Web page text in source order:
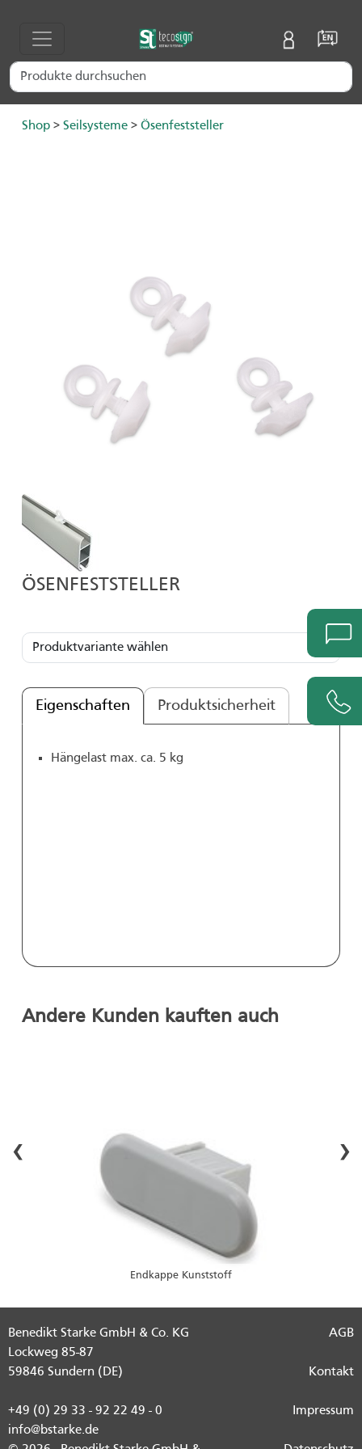
Shop > Seilsysteme > Ösenfeststeller
ÖSENFESTSTELLER
Eigenschaften Produktsicherheit
Hängelast max. ca. 5 kg
Andere Kunden kauften auch
Endkappe Kunststoff
‹ ›
Benedikt Starke GmbH & Co. KG
Lockweg 85-87
59846 Sundern (DE)
+49 (0) 29 33 - 92 22 49 - 0
info@bstarke.de
AGB
Kontakt
Impressum